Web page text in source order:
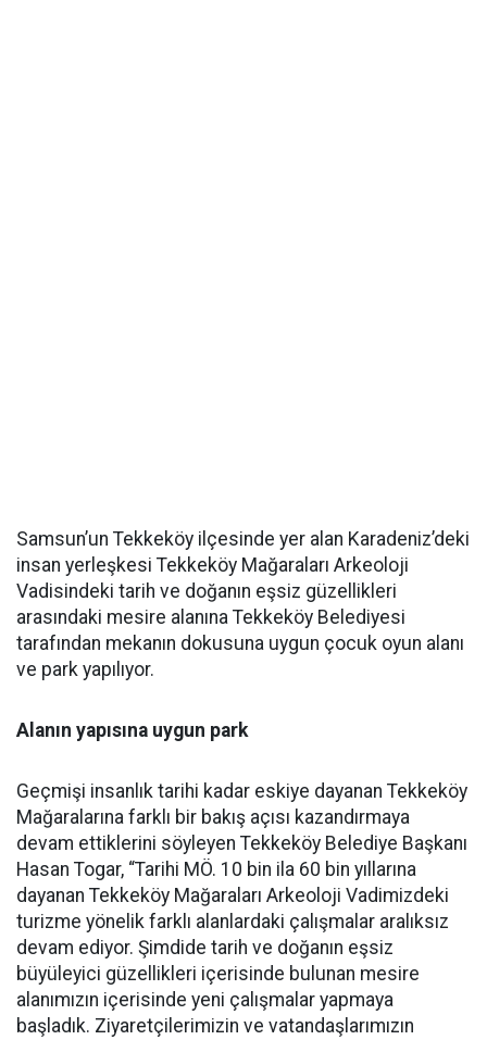
Samsun’un Tekkeköy ilçesinde yer alan Karadeniz’deki
insan yerleşkesi Tekkeköy Mağaraları Arkeoloji
Vadisindeki tarih ve doğanın eşsiz güzellikleri
arasındaki mesire alanına Tekkeköy Belediyesi
tarafından mekanın dokusuna uygun çocuk oyun alanı
ve park yapılıyor.
Alanın yapısına uygun park
Geçmişi insanlık tarihi kadar eskiye dayanan Tekkeköy
Mağaralarına farklı bir bakış açısı kazandırmaya
devam ettiklerini söyleyen Tekkeköy Belediye Başkanı
Hasan Togar, “Tarihi MÖ. 10 bin ila 60 bin yıllarına
dayanan Tekkeköy Mağaraları Arkeoloji Vadimizdeki
turizme yönelik farklı alanlardaki çalışmalar aralıksız
devam ediyor. Şimdide tarih ve doğanın eşsiz
büyüleyici güzellikleri içerisinde bulunan mesire
alanımızın içerisinde yeni çalışmalar yapmaya
başladık. Ziyaretçilerimizin ve vatandaşlarımızın